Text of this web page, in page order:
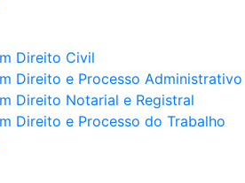
Direito Civil
Direito e Processo Administrativo
Direito Notarial e Registral
Direito e Processo do Trabalho